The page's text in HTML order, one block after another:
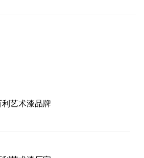
利艺术漆品牌